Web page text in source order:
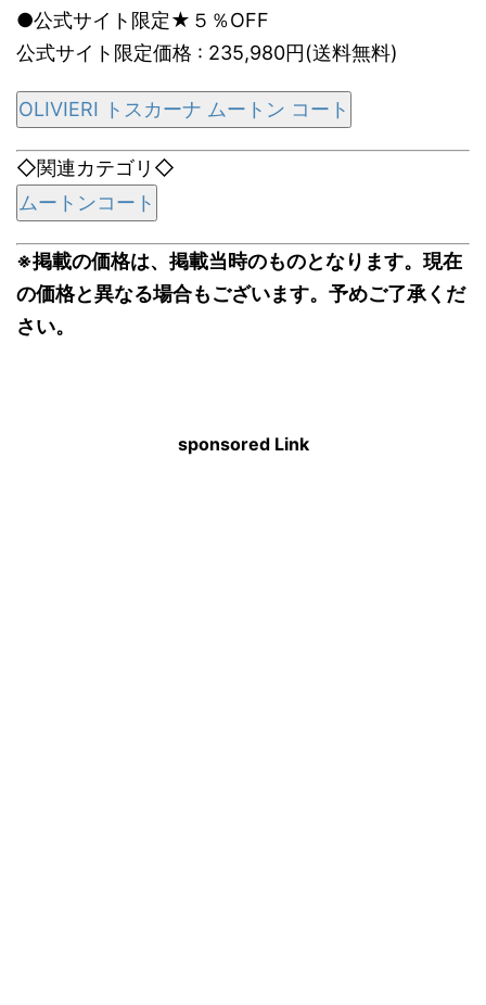
●公式サイト限定★５％OFF
公式サイト限定価格 : 235,980円(送料無料)
OLIVIERI トスカーナ ムートン コート
◇関連カテゴリ◇
ムートンコート
※掲載の価格は、掲載当時のものとなります。現在
の価格と異なる場合もございます。予めご了承くだ
さい。
sponsored Link